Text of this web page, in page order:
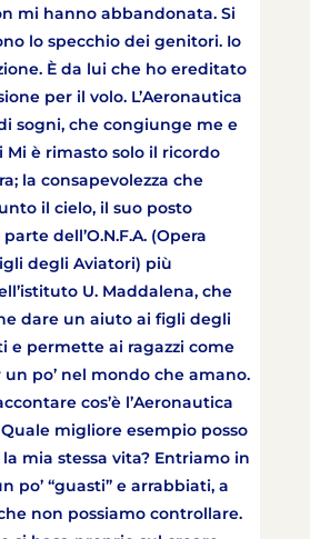
mi hanno abbandonata. Si
lo specchio dei genitori. Io
È da lui che ho ereditato
per il volo. L’Aeronautica
sogni, che congiunge me e
Mi è rimasto solo il ricordo
la consapevolezza che
il cielo, il suo posto
dell’O.N.F.A. (Opera
degli Aviatori) più
U. Maddalena, che
dare un aiuto ai figli degli
e permette ai ragazzi come
po’ nel mondo che amano.
cos’è l’Aeronautica
migliore esempio posso
mia stessa vita? Entriamo in
po’ “guasti” e arrabbiati, a
non possiamo controllare.